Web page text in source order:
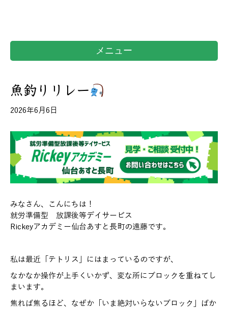
メニュー
魚釣りリレー
2026年6月6日
みなさん、こんにちは！
就労準備型 放課後等デイサービス
Rickeyアカデミー仙台あすと長町の遠藤です。
私は最近「テトリス」にはまっているのですが、
なかなか操作が上手くいかず、変な所にブロックを重ねてし
まいます。
焦れば焦るほど、なぜか「いま絶対いらないブロック」ばか